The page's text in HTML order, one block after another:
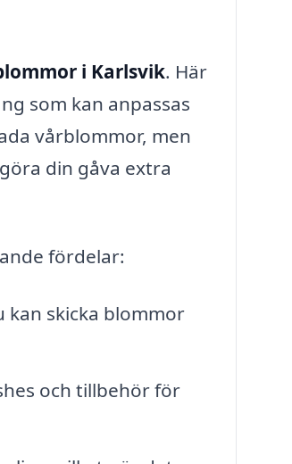
i Karlsvik. Här
som kan anpassas
vårblommor, men
din gåva extra
fördelar:
kan skicka blommor
och tillbehör för